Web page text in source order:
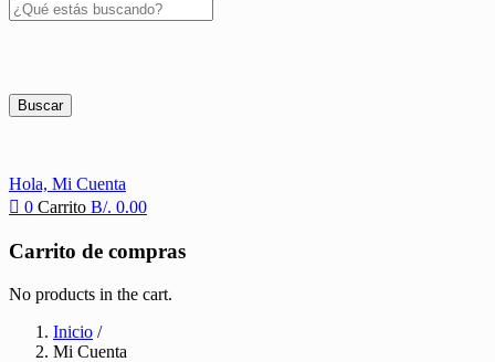
Buscar
Hola, Mi Cuenta
0 Carrito B/. 0.00
Carrito de compras
No products in the cart.
Inicio /
Mi Cuenta